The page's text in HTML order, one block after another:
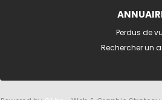
Perdus de
Rechercher un